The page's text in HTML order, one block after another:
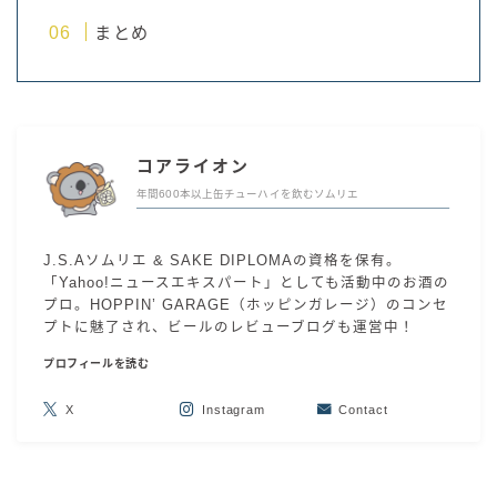
まとめ
コアライオン
年間600本以上缶チューハイを飲むソムリエ
J.S.Aソムリエ & SAKE DIPLOMAの資格を保有。
「Yahoo!ニュースエキスパート」としても活動中のお酒の
プロ。HOPPIN’ GARAGE（ホッピンガレージ）のコンセ
プトに魅了され、ビールのレビューブログも運営中！
プロフィールを読む
X Instagram Contact